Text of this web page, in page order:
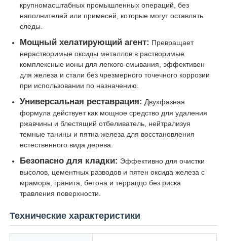
Персульфаты
Хлорид
Добавки нефти
Химическое наполнитель
Химические вещества минеральных процессов
Пищевые добавки
Сырье электроники
крупномасштабных промышленных операций, без
наполнителей или примесей, которые могут оставлять
следы.
Мощный хелатирующий агент: Превращает
нерастворимые оксиды металлов в растворимые
комплексные ионы для легкого смывания, эффективен
для железа и стали без чрезмерного точечного коррозии
при использовании по назначению.
Универсальная реставрация: Двухфазная
формула действует как мощное средство для удаления
ржавчины и блестящий отбеливатель, нейтрализуя
темные танины и пятна железа для восстановления
естественного вида дерева.
Безопасно для кладки: Эффективно для очистки
высолов, цементных разводов и пятен оксида железа с
мрамора, гранита, бетона и терраццо без риска
травления поверхности.
Технические характеристики